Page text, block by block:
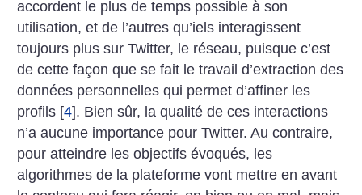
accordent le plus de temps possible à son
utilisation, et de l’autres qu’iels interagissent
toujours plus sur Twitter, le réseau, puisque c’est
de cette façon que se fait le travail d’extraction des
données personnelles qui permet d’affiner les
profils [4]. Bien sûr, la qualité de ces interactions
n’a aucune importance pour Twitter. Au contraire,
pour atteindre les objectifs évoqués, les
algorithmes de la plateforme vont mettre en avant